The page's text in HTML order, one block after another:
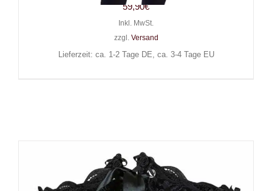
59,90€
Inkl. MwSt.
zzgl. Versand
Lieferzeit: ca. 1-2 Tage DE, ca. 3-4 Tage EU